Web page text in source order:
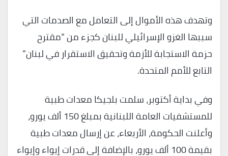
وتهدف هذه الأموال إلى التعامل مع الصدمات التي
سببها الغزو الإسرائيلي للبنان كجزء من “مقترح
حزمة الاستجابة للأزمة وتحقيق الاستقرار في لبنان”
التابع للأمم المتحدة.
وفي بداية أكتوبر، سلمت بلجيكا معدات طبية
للمستشفيات العامة اللبنانية بمبلغ 150 ألف يورو،
وأعلنت الحكومة، الأربعاء، عن إرسال معدات طبية
بقيمة 100 ألف يورو، بالإضافة إلى قدرات إيواء وإيواء